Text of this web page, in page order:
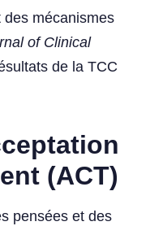
mécanismes
of Clinical
de la TCC
(ACT)
pensées et des